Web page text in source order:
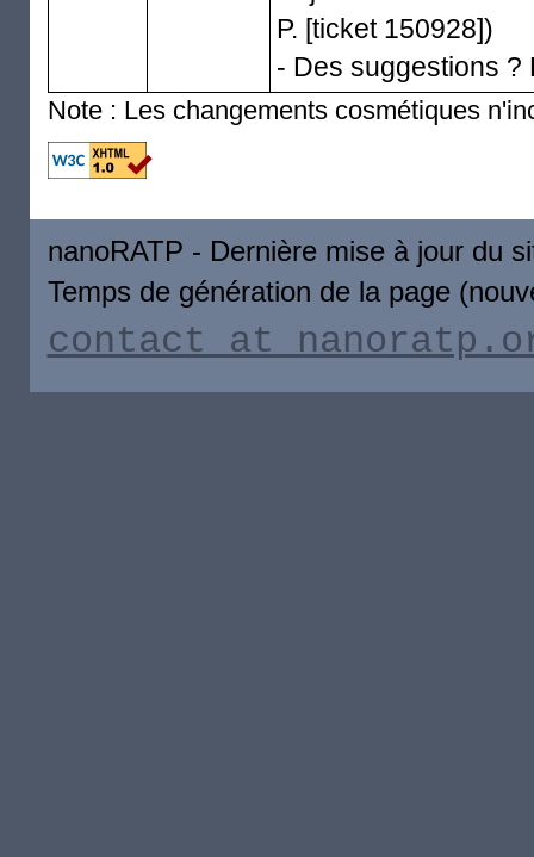
P. [ticket 150928])
- Des suggestions ?
Note : Les changements cosmétiques
nanoRATP - Dernière mise à jour du
Temps de génération de la page